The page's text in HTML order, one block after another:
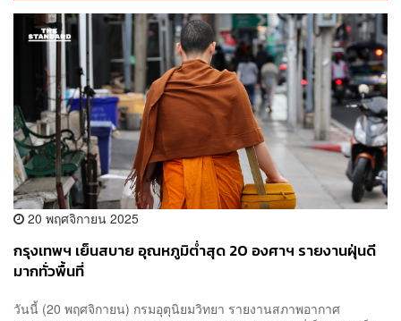
20 พฤศจิกายน 2025
กรุงเทพฯ เย็นสบาย อุณหภูมิต่ำสุด 20 องศาฯ รายงานฝุ่นดี
มากทั่วพื้นที่
วันนี้ (20 พฤศจิกายน) กรมอุตุนิยมวิทยา รายงานสภาพอากาศ